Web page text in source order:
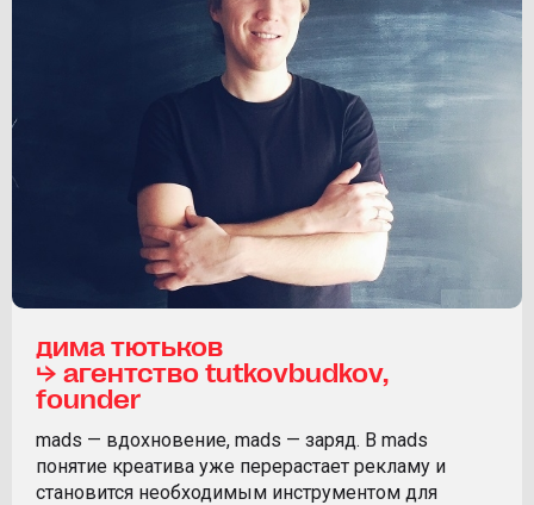
дима тютьков
⮡ агентство tutkovbudkov,
founder
mads — вдохновение, mads — заряд. В mads
понятие креатива уже перерастает рекламу и
становится необходимым инструментом для